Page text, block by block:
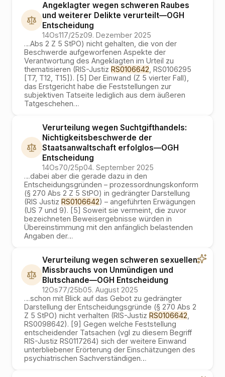
Angeklagter wegen schweren Raubes
und weiterer Delikte verurteilt—OGH
Entscheidung
14Os117/25z09. Dezember 2025
…Abs 2 Z 5 StPO) nicht gehalten, die von der
Beschwerde aufgeworfenen Aspekte der
Verantwortung des Angeklagten im Urteil zu
thematisieren (RIS-Justiz RS0106642 , RS0106295
[T7, T12, T15]). [5] Der Einwand (Z 5 vierter Fall),
das Erstgericht habe die Feststellungen zur
subjektiven Tatseite lediglich aus dem äußeren
Tatgeschehen…
Verurteilung wegen Suchtgifthandels:
Nichtigkeitsbeschwerde der
Staatsanwaltschaft erfolglos—OGH
Entscheidung
14Os70/25p04. September 2025
…dabei aber die gerade dazu in den
Entscheidungsgründen – prozessordnungskonform
(§ 270 Abs 2 Z 5 StPO) in gedrängter Darstellung
(RIS Justiz RS0106642) – angeführten Erwägungen
(US 7 und 9). [5] Soweit sie vermeint, die zuvor
bezeichneten Beweisergebnisse würden in
Übereinstimmung mit den anfänglich belastenden
Angaben der…
Verurteilung wegen schweren sexuellen
Missbrauchs von Unmündigen und
Blutschande—OGH Entscheidung
12Os77/25b05. August 2025
…schon mit Blick auf das Gebot zu gedrängter
Darstellung der Entscheidungsgründe (§ 270 Abs 2
Z 5 StPO) nicht verhalten (RIS-Justiz RS0106642
RS0098642). [9] Gegen welche Feststellung
entscheidender Tatsachen (vgl zu diesem Begriff
RIS-Justiz RS0117264) sich der weitere Einwand
unterbliebener Erörterung der Einschätzungen des
psychiatrischen Sachverständigen…